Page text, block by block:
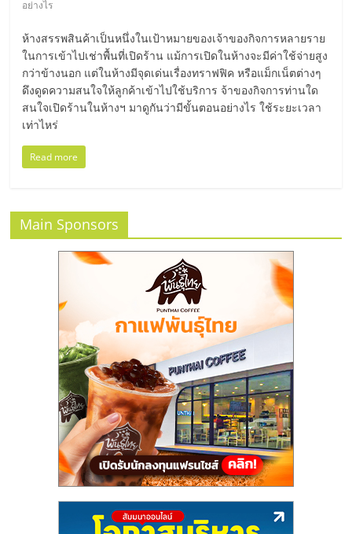
SMEs,
แฟ
รน
ไชส์,
ที่
ปรึกษา
แฟ
ไชส์,
รวม
แฟ
อย่างไร
ห้างสรรพสินค้าเป็นหนึ่งในเป้าหมายของเจ้าของกิจการหลายราย
ในการเข้าไปเช่าพื้นที่เปิดร้าน แม้การเปิดในห้างจะมีค่าใช้จ่ายสูง
กว่าข้างนอก แต่ในห้างมีจุดเด่นเรื่องทราฟฟิค หรือแม็กเน็ตต่างๆ
ดึงดูดความสนใจให้ลูกค้าเข้าไปใช้บริการ จ้าของกิจการท่านใด
สนใจเปิดร้านในห้างฯ มาดูกันว่ามีขั้นตอนอย่างไร ใช้ระยะเวลา
เท่าไหร่
Read more
Main Sponsors